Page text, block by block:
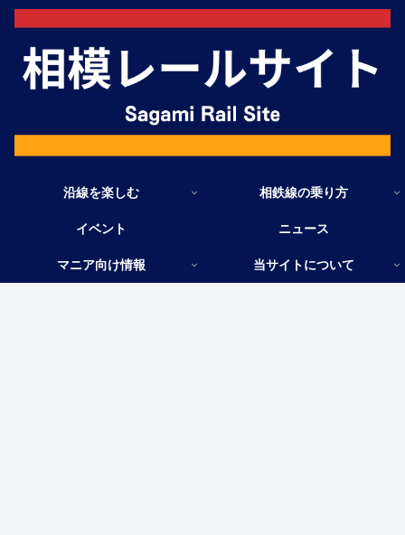
沿線を楽しむ 相鉄線の乗り方
イベント ニュース
マニア向け情報 当サイトについて